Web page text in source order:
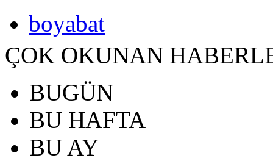
boyabat
ÇOK OKUNAN
BUGÜN
BU HAFTA
BU AY